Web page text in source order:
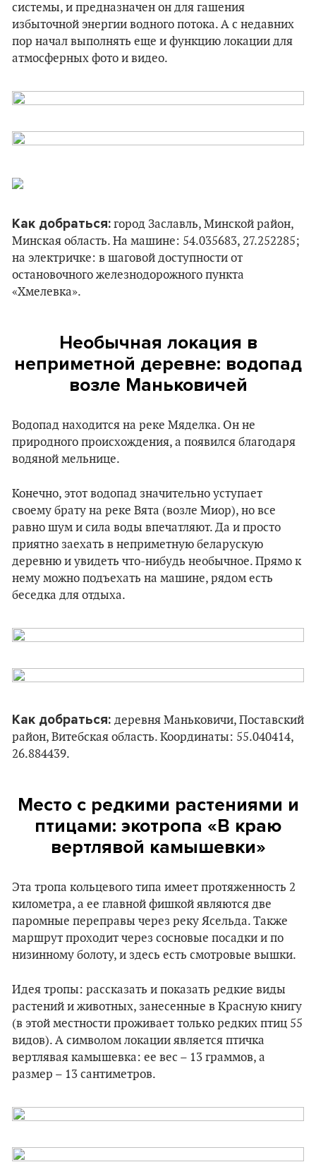
системы, и предназначен он для гашения
избыточной энергии водного потока. А с недавних
пор начал выполнять еще и функцию локации для
атмосферных фото и видео.
Как добраться: город Заславль, Минской район,
Минская область. На машине: 54.035683, 27.252285;
на электричке: в шаговой доступности от
остановочного железнодорожного пункта
«Хмелевка».
Необычная локация в
неприметной деревне: водопад
возле Маньковичей
Водопад находится на реке Мяделка. Он не
природного происхождения, а появился благодаря
водяной мельнице.
Конечно, этот водопад значительно уступает
своему брату на реке Вята (возле Миор), но все
равно шум и сила воды впечатляют. Да и просто
приятно заехать в неприметную беларускую
деревню и увидеть что-нибудь необычное. Прямо к
нему можно подъехать на машине, рядом есть
беседка для отдыха.
Как добраться: деревня Маньковичи, Поставский
район, Витебская область. Координаты: 55.040414,
26.884439.
Место с редкими растениями и
птицами: экотропа «В краю
вертлявой камышевки»
Эта тропа кольцевого типа имеет протяженность 2
километра, а ее главной фишкой являются две
паромные переправы через реку Ясельда. Также
маршрут проходит через сосновые посадки и по
низинному болоту, и здесь есть смотровые вышки.
Идея тропы: рассказать и показать редкие виды
растений и животных, занесенные в Красную книгу
(в этой местности проживает только редких птиц 55
видов). А символом локации является птичка
вертлявая камышевка: ее вес – 13 граммов, а
размер – 13 сантиметров.